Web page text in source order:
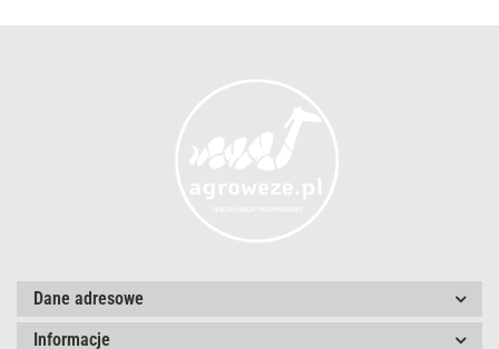
Dane adresowe
Informacje